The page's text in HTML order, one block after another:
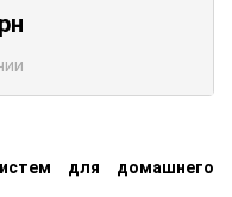
для домашнего